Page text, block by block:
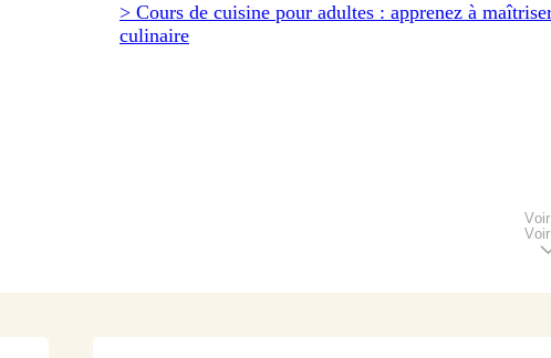
> Cours de cuisine pour adultes : apprenez à
culinaire